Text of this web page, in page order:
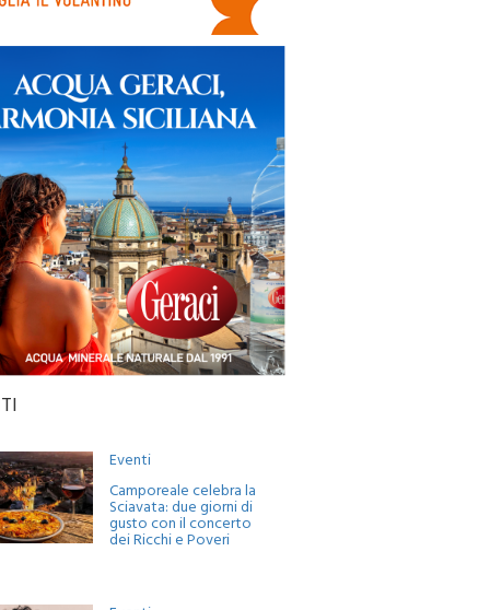
Eventi
Camporeale celebra la
Sciavata: due giorni di
gusto con il concerto
dei Ricchi e Poveri